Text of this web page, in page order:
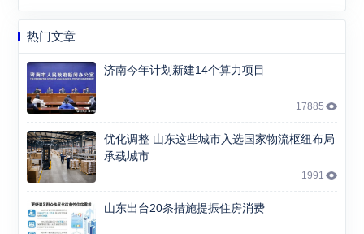
热门文章
济南今年计划新建14个算力项目
17885
优化调整 山东这些城市入选国家物流枢纽布局
承载城市
1991
山东出台20条措施提振住房消费